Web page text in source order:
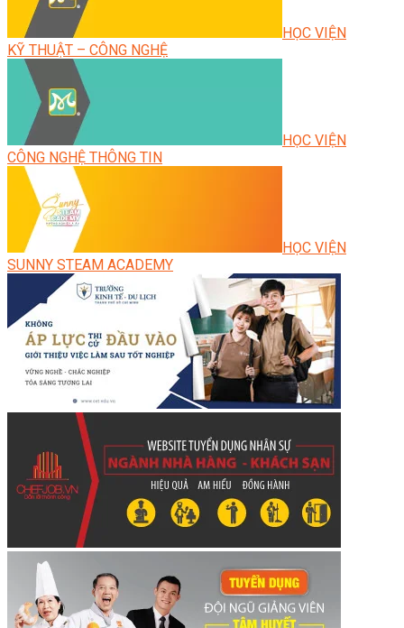
HỌC VIỆN
KỸ THUẬT – CÔNG NGHỆ
HỌC VIỆN
CÔNG NGHỆ THÔNG TIN
HỌC VIỆN
SUNNY STEAM ACADEMY